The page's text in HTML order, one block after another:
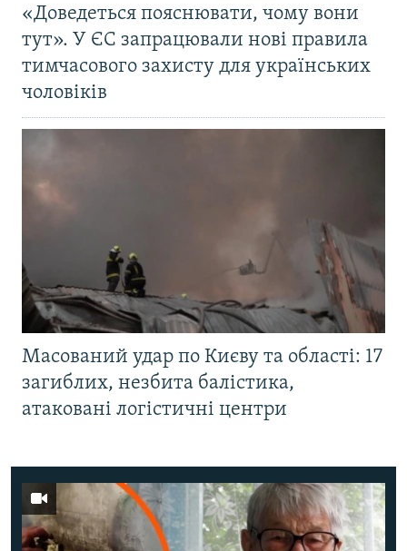
«Доведеться пояснювати, чому вони
тут». У ЄС запрацювали нові правила
тимчасового захисту для українських
чоловіків
Масований удар по Києву та області: 17
загиблих, незбита балістика,
атаковані логістичні центри